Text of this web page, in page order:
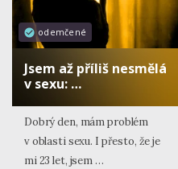
odemčené
Jsem až příliš nesmělá
v sexu: …
Dobrý den, mám problém
v oblasti sexu. I přesto, že je
mi 23 let, jsem …